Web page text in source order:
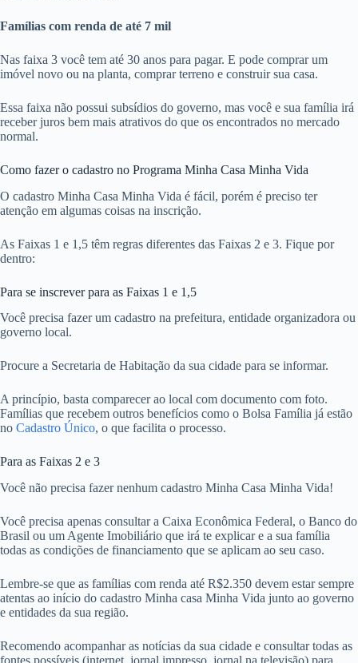
Famílias com renda de até 7 mil
Nas faixa 3 você tem até 30 anos para pagar. E pode comprar um
imóvel novo ou na planta, comprar terreno e construir sua casa.
Essa faixa não possui subsídios do governo, mas você e sua família irá
receber juros bem mais atrativos do que os encontrados no mercado
normal.
Como fazer o cadastro no Programa Minha Casa Minha Vida
O cadastro Minha Casa Minha Vida é fácil, porém é preciso ter
atenção em algumas coisas na inscrição.
As Faixas 1 e 1,5 têm regras diferentes das Faixas 2 e 3. Fique por
dentro:
Para se inscrever para as Faixas 1 e 1,5
Você precisa fazer um cadastro na prefeitura, entidade organizadora ou
governo local.
Procure a Secretaria de Habitação da sua cidade para se informar.
A princípio, basta comparecer ao local com documento com foto.
Famílias que recebem outros benefícios como o Bolsa Família já estão
no Cadastro Único, o que facilita o processo.
Para as Faixas 2 e 3
Você não precisa fazer nenhum cadastro Minha Casa Minha Vida!
Você precisa apenas consultar a Caixa Econômica Federal, o Banco do
Brasil ou um Agente Imobiliário que irá te explicar e a sua família
todas as condições de financiamento que se aplicam ao seu caso.
Lembre-se que as famílias com renda até R$2.350 devem estar sempre
atentas ao início do cadastro Minha casa Minha Vida junto ao governo
e entidades da sua região.
Recomendo acompanhar as notícias da sua cidade e consultar todas as